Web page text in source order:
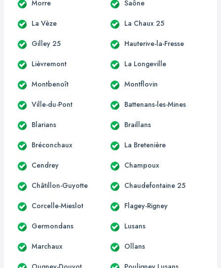
Morre Saône
La Vèze La Chaux 25
Gilley 25 Hauterive-la-Fresse
Lièvremont La Longeville
Montbenoît Montflovin
Ville-du-Pont Battenans-les-Mines
Blarians Braillans
Bréconchaux La Bretenière
Cendrey Champoux
Châtillon-Guyotte Chaudefontaine 25
Corcelle-Mieslot Flagey-Rigney
Germondans Lusans
Marchaux Ollans